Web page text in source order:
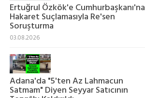
Ertuğrul Özkök'e Cumhurbaşkanı'na
Hakaret Suçlamasıyla Re'sen
Soruşturma
03.08.2026
Adana'da "5'ten Az Lahmacun
Satmam" Diyen Seyyar Satıcının